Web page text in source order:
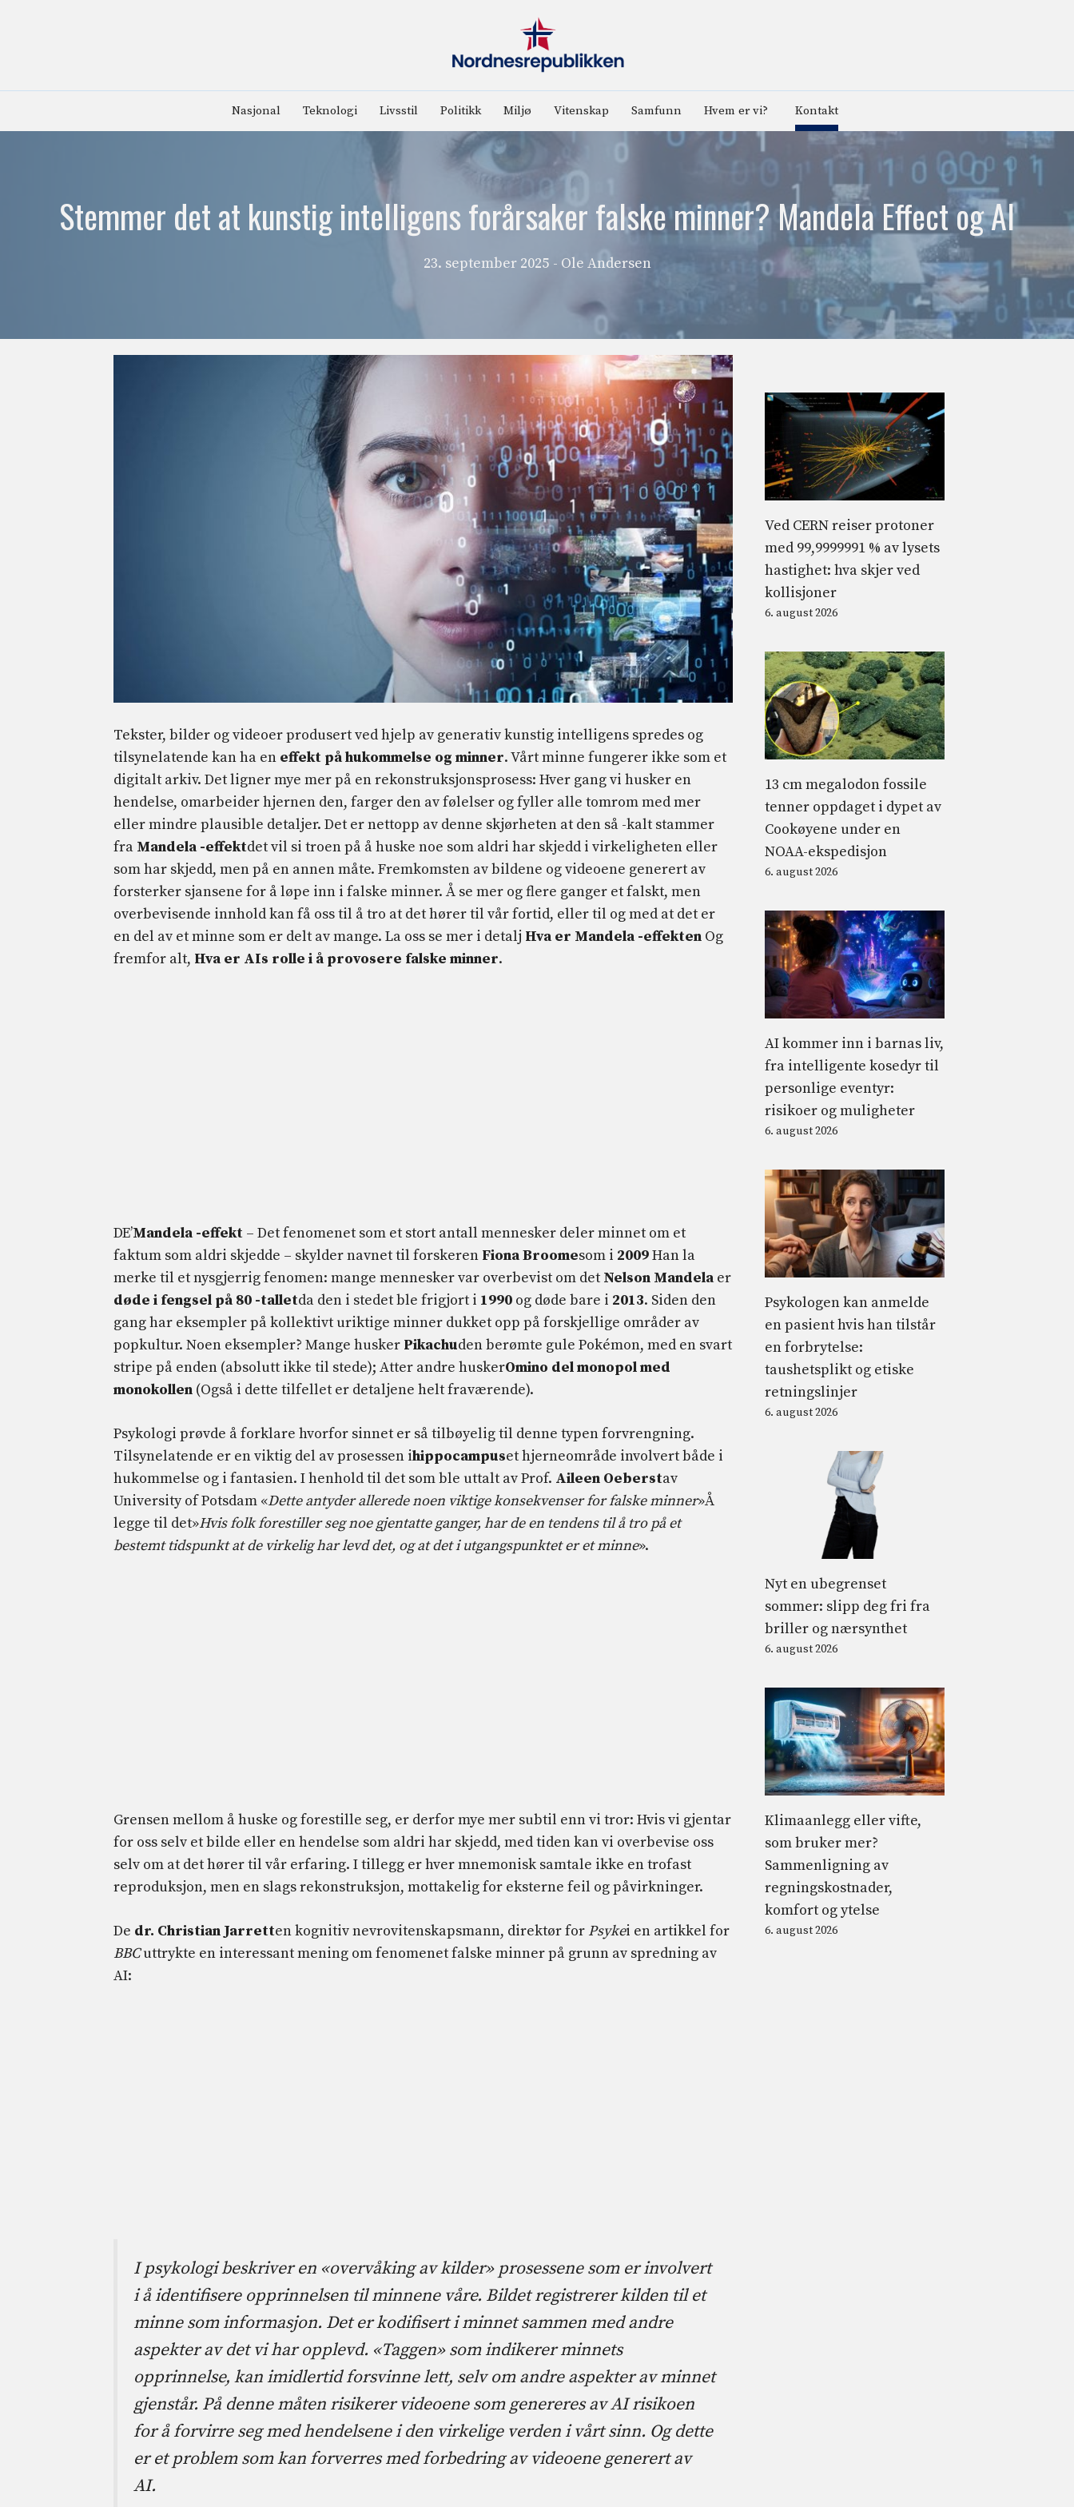
Nasjonal Teknologi Livsstil Politikk Miljø Vitenskap Samfunn Hvem er vi? Kontakt
Stemmer det at kunstig intelligens forårsaker falske minner? Mandela Effect og AI
23. september 2025 - Ole Andersen
Tekster, bilder og videoer produsert ved hjelp av generativ kunstig intelligens spredes og
tilsynelatende kan ha en effekt på hukommelse og minner. Vårt minne fungerer ikke som et
digitalt arkiv. Det ligner mye mer på en rekonstruksjonsprosess: Hver gang vi husker en
hendelse, omarbeider hjernen den, farger den av følelser og fyller alle tomrom med mer
eller mindre plausible detaljer. Det er nettopp av denne skjørheten at den så -kalt stammer
fra Mandela -effektdet vil si troen på å huske noe som aldri har skjedd i virkeligheten eller
som har skjedd, men på en annen måte. Fremkomsten av bildene og videoene generert av
forsterker sjansene for å løpe inn i falske minner. Å se mer og flere ganger et falskt, men
overbevisende innhold kan få oss til å tro at det hører til vår fortid, eller til og med at det er
en del av et minne som er delt av mange. La oss se mer i detalj Hva er Mandela -effekten Og
fremfor alt, Hva er AIs rolle i å provosere falske minner.
DE’Mandela -effekt – Det fenomenet som et stort antall mennesker deler minnet om et
faktum som aldri skjedde – skylder navnet til forskeren Fiona Broomesom i 2009Han la
merke til et nysgjerrig fenomen: mange mennesker var overbevist om det Nelson Mandela er
døde i fengsel på 80 -talletda den i stedet ble frigjort i 1990 og døde bare i 2013. Siden den
gang har eksempler på kollektivt uriktige minner dukket opp på forskjellige områder av
popkultur. Noen eksempler? Mange husker Pikachuden berømte gule Pokémon, med en svart
stripe på enden (absolutt ikke til stede); Atter andre huskerOmino del monopol med
monokollen (Også i dette tilfellet er detaljene helt fraværende).
Psykologi prøvde å forklare hvorfor sinnet er så tilbøyelig til denne typen forvrengning.
Tilsynelatende er en viktig del av prosessen ihippocampuset hjerneområde involvert både i
hukommelse og i fantasien. I henhold til det som ble uttalt av Prof. Aileen Oeberstav
University of Potsdam «Dette antyder allerede noen viktige konsekvenser for falske minner»Å
legge til det»Hvis folk forestiller seg noe gjentatte ganger, har de en tendens til å tro på et
bestemt tidspunkt at de virkelig har levd det, og at det i utgangspunktet er et minne».
Grensen mellom å huske og forestille seg, er derfor mye mer subtil enn vi tror: Hvis vi gjentar
for oss selv et bilde eller en hendelse som aldri har skjedd, med tiden kan vi overbevise oss
selv om at det hører til vår erfaring. I tillegg er hver mnemonisk samtale ikke en trofast
reproduksjon, men en slags rekonstruksjon, mottakelig for eksterne feil og påvirkninger.
De dr. Christian Jarretten kognitiv nevrovitenskapsmann, direktør for Psykei en artikkel for
BBCuttrykte en interessant mening om fenomenet falske minner på grunn av spredning av
AI:
I psykologi beskriver en «overvåking av kilder» prosessene som er involvert
i å identifisere opprinnelsen til minnene våre. Bildet registrerer kilden til et
minne som informasjon. Det er kodifisert i minnet sammen med andre
aspekter av det vi har opplevd. «Taggen» som indikerer minnets
opprinnelse, kan imidlertid forsvinne lett, selv om andre aspekter av minnet
gjenstår. På denne måten risikerer videoene som genereres av AI risikoen
for å forvirre seg med hendelsene i den virkelige verden i vårt sinn. Og dette
er et problem som kan forverres med forbedring av videoene generert av
AI.
Ved CERN reiser protoner
med 99,9999991 % av lysets
hastighet: hva skjer ved
kollisjoner
6. august 2026
13 cm megalodon fossile
tenner oppdaget i dypet av
Cookøyene under en
NOAA-ekspedisjon
6. august 2026
AI kommer inn i barnas liv,
fra intelligente kosedyr til
personlige eventyr:
risikoer og muligheter
6. august 2026
Psykologen kan anmelde
en pasient hvis han tilstår
en forbrytelse:
taushetsplikt og etiske
retningslinjer
6. august 2026
Nyt en ubegrenset
sommer: slipp deg fri fra
briller og nærsynthet
6. august 2026
Klimaanlegg eller vifte,
som bruker mer?
Sammenligning av
regningskostnader,
komfort og ytelse
6. august 2026